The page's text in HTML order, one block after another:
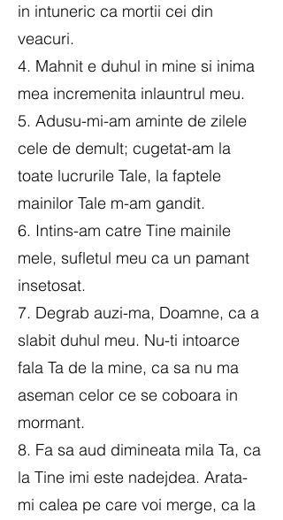
in intuneric ca mortii cei din
veacuri.
4. Mahnit e duhul in mine si inima
mea incremenita inlauntrul meu.
5. Adusu-mi-am aminte de zilele
cele de demult; cugetat-am la
toate lucrurile Tale, la faptele
mainilor Tale m-am gandit.
6. Intins-am catre Tine mainile
mele, sufletul meu ca un pamant
insetosat.
7. Degrab auzi-ma, Doamne, ca a
slabit duhul meu. Nu-ti intoarce
fala Ta de la mine, ca sa nu ma
aseman celor ce se coboara in
mormant.
8. Fa sa aud dimineata mila Ta, ca
la Tine imi este nadejdea. Arata-
mi calea pe care voi merge, ca la